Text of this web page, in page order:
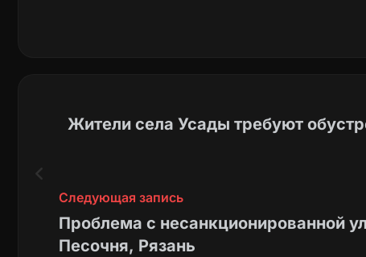
Жители села Усады требуют
Следующая запись
Проблема с несанкционированной
Песочня, Рязань